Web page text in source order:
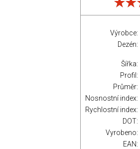
Výrobce:
Dezén:
Šířka:
Profil:
Průměr:
Nosnostní index:
Rychlostní index:
DOT:
Vyrobeno:
EAN: